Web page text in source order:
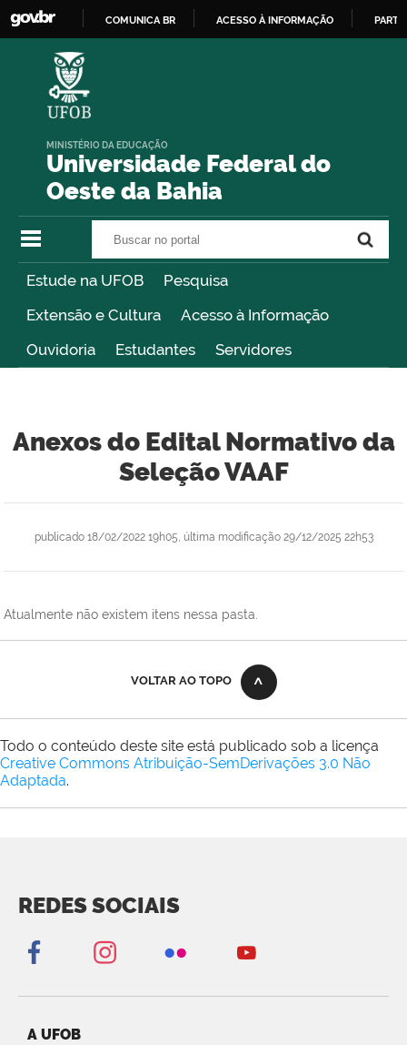
COMUNICA BR ACESSO À INFORMAÇÃO
Universidade Federal do
Oeste da Bahia
MINISTÉRIO DA EDUCAÇÃO
Estude na UFOB
Pesquisa
Extensão e Cultura
Acesso à Informação
Ouvidoria
Estudantes Servidores
Anexos do Edital Normativo da
Seleção VAAF
publicado18/02/2022 19h05, última modificação29/12/2025 22h53
Atualmente não existem itens nessa pasta.
VOLTAR AO TOPO
Todo o conteúdo deste site está publicado sob a licença
Creative Commons Atribuição-SemDerivações 3.0 Não
Adaptada.
REDES SOCIAIS
A UFOB